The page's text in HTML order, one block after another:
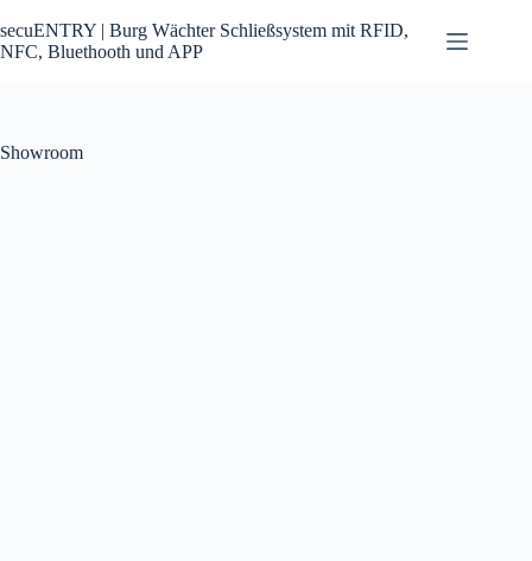
Inhalt
springen
secuENTRY | Burg Wächter Schließsystem mit RFID,
NFC, Bluethooth und APP
Showroom